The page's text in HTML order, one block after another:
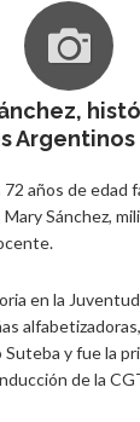
Argentinos
72 años de edad
Sánchez,
en la
y fue la
de la